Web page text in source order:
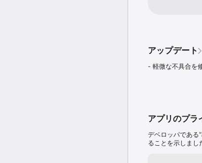
アップデート
- 軽微な不具合を
アプリのプラ
デベロッパである“
ることを示しまし